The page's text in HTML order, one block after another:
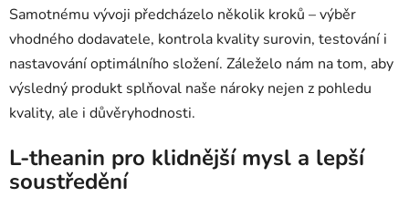
Samotnému vývoji předcházelo několik kroků – výběr
vhodného dodavatele, kontrola kvality surovin, testování i
nastavování optimálního složení. Záleželo nám na tom, aby
výsledný produkt splňoval naše nároky nejen z pohledu
kvality, ale i důvěryhodnosti.
L-theanin pro klidnější mysl a lepší
soustředění